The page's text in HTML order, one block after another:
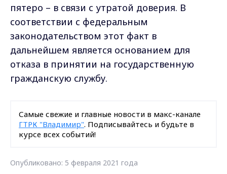
пятеро – в связи с утратой доверия. В
соответствии с федеральным
законодательством этот факт в
дальнейшем является основанием для
отказа в принятии на государственную
гражданскую службу.
Самые свежие и главные новости в макс-канале
ГТРК "Владимир". Подписывайтесь и будьте в
курсе всех событий!
Опубликовано: 5 февраля 2021 года